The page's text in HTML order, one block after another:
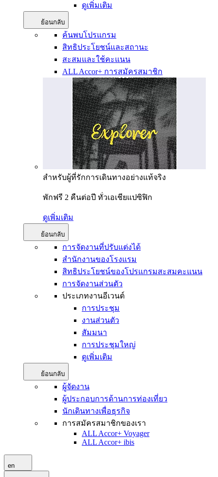
ดูเพิ่มเติม
ย้อนกลับ
ค้นพบโปรแกรม
สิทธิประโยชน์และสถานะ
สะสมและใช้คะแนน
ALL Accor+ การสมัครสมาชิก
สำหรับผู้ที่รักการเดินทางอย่างแท้จริง
พักฟรี 2 คืนต่อปี ทั่วเอเชียแปซิฟิก
ดูเพิ่มเติม
ย้อนกลับ
การจัดงานที่ปรับแต่งได้
สำนักงานของโรงแรม
สิทธิประโยชน์ของโปรแกรมสะสมคะแนน
การจัดงานส่วนตัว
ประเภทงานอีเวนต์
การประชุม
งานส่วนตัว
สัมมนา
การประชุมใหญ่
ดูเพิ่มเติม
ย้อนกลับ
ผู้จัดงาน
ผู้ประกอบการด้านการท่องเที่ยว
นักเดินทางเพื่อธุรกิจ
การสมัครสมาชิกของเรา
ALL Accor+ Voyager
ALL Accor+ ibis
en